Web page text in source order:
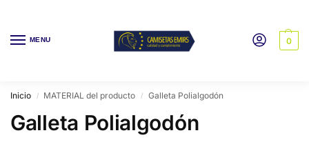
MENU 0
Inicio / MATERIAL del producto / Galleta Polialgodón
Galleta Polialgodón